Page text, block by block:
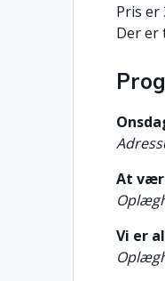
Pris er
Der er
At
Vi er